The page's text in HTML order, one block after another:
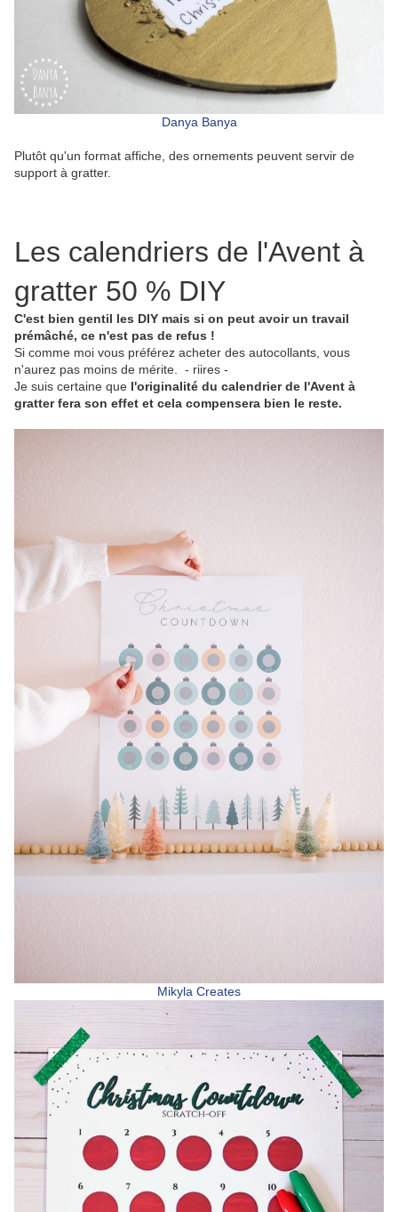
Danya Banya
Plutôt qu'un format affiche, des ornements peuvent servir de
support à gratter.
Les calendriers de l'Avent à
gratter 50 % DIY
C'est bien gentil les DIY mais si on peut avoir un travail
prémâché, ce n'est pas de refus !
Si comme moi vous préférez acheter des autocollants, vous
n'aurez pas moins de mérite. - riires -
Je suis certaine que l'originalité du calendrier de l'Avent à
gratter fera son effet et cela compensera bien le reste.
Mikyla Creates